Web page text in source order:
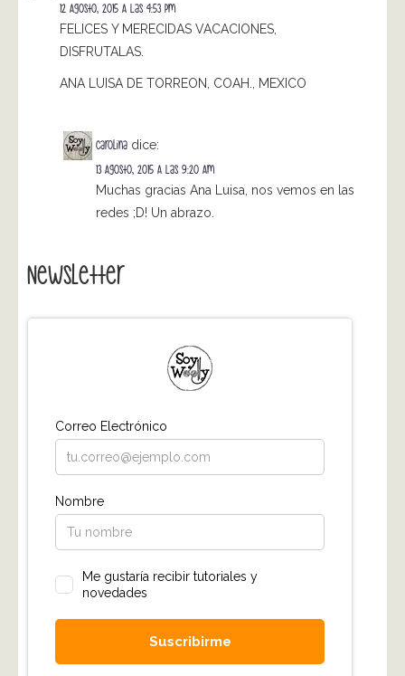
12 Agosto, 2015 A Las 4:53 Pm
FELICES Y MERECIDAS VACACIONES,
DISFRUTALAS.
ANA LUISA DE TORREON, COAH., MEXICO
Carolina dice:
13 Agosto, 2015 A Las 9:20 Am
Muchas gracias Ana Luisa, nos vemos en las
redes ;D! Un abrazo.
Newsletter